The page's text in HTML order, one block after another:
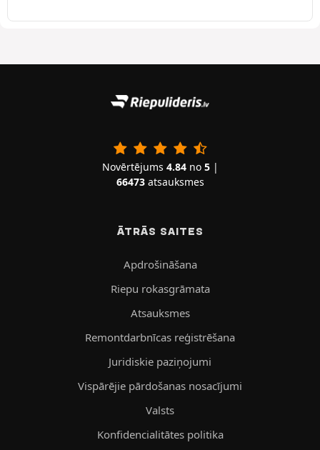
Novērtējums 4.84no 5|
66473atsauksmes
ĀTRĀS SAITES
Apdrošināšana
Riepu rokasgrāmata
Atsauksmes
Remontdarbnīcas reģistrēšana
Juridiskie paziņojumi
Vispārējie pārdošanas nosacījumi
Valsts
Konfidencialitātes politika